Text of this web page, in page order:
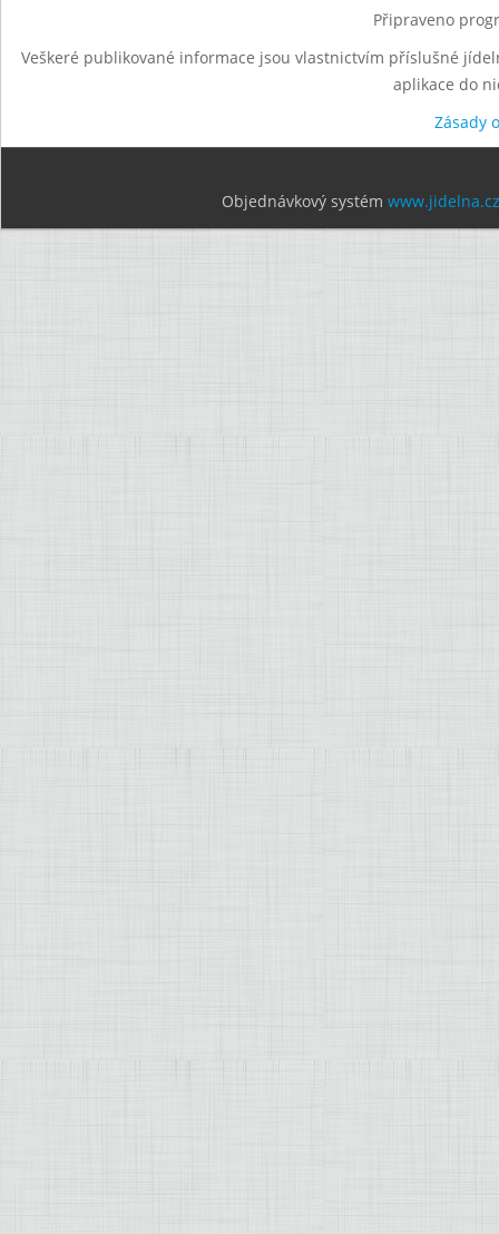
Připraveno
Veškeré publikované informace jsou vlastnictvím příslušné
aplikace do
Zásady
Objednávkový systém www.jidelna.cz